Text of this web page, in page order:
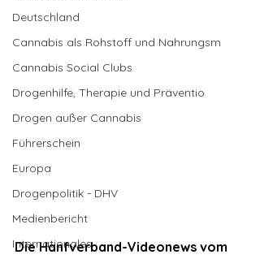
Deutschland
Cannabis als Rohstoff und Nahrungsm
Cannabis Social Clubs
Drogenhilfe, Therapie und Präventio
Drogen außer Cannabis
Führerschein
Europa
Drogenpolitik - DHV
Medienbericht
Internationales
Die Hanfverband-Videonews vom